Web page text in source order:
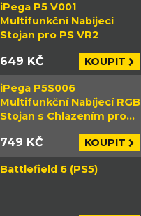
iPega P5 V001
Multifunkční Nabíjecí
Stojan pro PS VR2
649 KČ KOUPIT
iPega P5S006
Multifunkční Nabíjecí RGB
Stojan s Chlazením pro
749 KČ KOUPIT
Battlefield 6 (PS5)